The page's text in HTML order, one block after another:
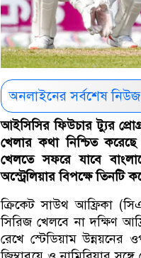
অনলাইনের সর্বশেষ
আইসিসির ফিউচার ট্যুর
খেলার কথা নিশ্চিত
খেলতে সফরে যাবে
অস্ট্রেলিয়ার বিপক্ষে তিনটি
ক্রিকেট সাউথ আফ্রিকা
সিরিজ খেলবে না দক্ষিণ
রেখে স্টেডিয়াম উন্নয়নের